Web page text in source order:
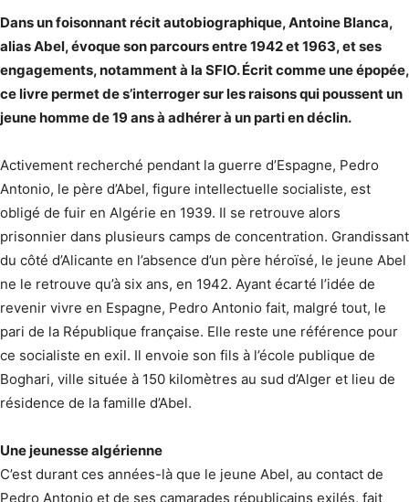
Dans un foisonnant récit autobiographique, Antoine Blanca,
alias Abel, évoque son parcours entre 1942 et 1963, et ses
engagements, notamment à la SFIO. Écrit comme une épopée,
ce livre permet de s’interroger sur les raisons qui poussent un
jeune homme de 19 ans à adhérer à un parti en déclin.
Activement recherché pendant la guerre d’Espagne, Pedro
Antonio, le père d’Abel, figure intellectuelle socialiste, est
obligé de fuir en Algérie en 1939. Il se retrouve alors
prisonnier dans plusieurs camps de concentration. Grandissant
du côté d’Alicante en l’absence d’un père héroïsé, le jeune Abel
ne le retrouve qu’à six ans, en 1942. Ayant écarté l’idée de
revenir vivre en Espagne, Pedro Antonio fait, malgré tout, le
pari de la République française. Elle reste une référence pour
ce socialiste en exil. Il envoie son fils à l’école publique de
Boghari, ville située à 150 kilomètres au sud d’Alger et lieu de
résidence de la famille d’Abel.
Une jeunesse algérienne
C’est durant ces années-là que le jeune Abel, au contact de
Pedro Antonio et de ses camarades républicains exilés, fait